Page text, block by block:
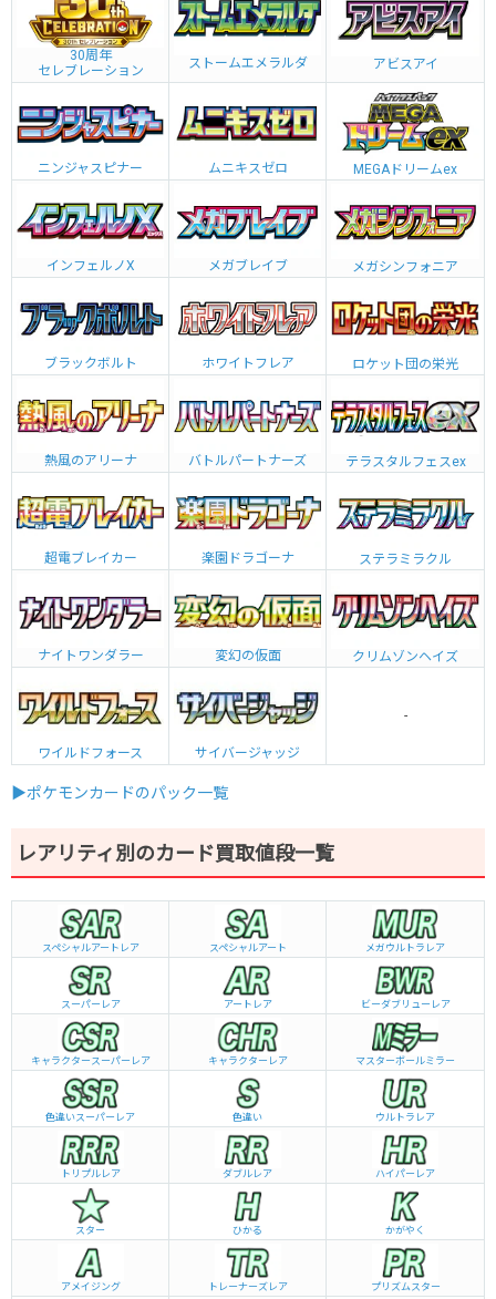
30周年
セレブレーション
ストームエメラルダ アビスアイ
ニンジャスピナー ムニキスゼロ MEGAドリームex
インフェルノX メガブレイブ メガシンフォニア
ブラックボルト ホワイトフレア ロケット団の栄光
熱風のアリーナ バトルパートナーズ テラスタルフェスex
超電ブレイカー 楽園ドラゴーナ ステラミラクル
ナイトワンダラー 変幻の仮面 クリムゾンヘイズ
ワイルドフォース サイバージャッジ
-
▶ポケモンカードのパック一覧
レアリティ別のカード買取値段一覧
スペシャルアートレア スペシャルアート メガウルトラレア
スーパーレア アートレア ビーダブリュー レア
キャラクタースーパーレア キャラクターレア マスターボールミラー
色違いスーパーレア 色違い ウルトラレア
トリプルレア ダブルレア ハイパーレア
スター ひかる かがやく
アメイジング トレーナーズレア プリズムスター